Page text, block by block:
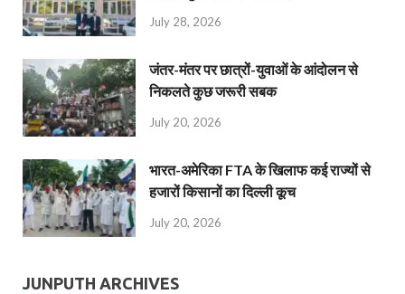
July 28, 2026
जंतर-मंतर पर छात्रों-युवाओं के आंदोलन से
निकलते कुछ जरूरी सबक
July 20, 2026
भारत-अमेरिका FTA के खिलाफ कई राज्यों से
हजारों किसानों का दिल्ली कूच
July 20, 2026
JUNPUTH ARCHIVES